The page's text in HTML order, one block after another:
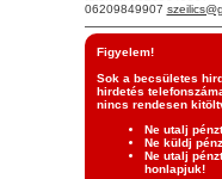
06209849907
Figyelem!
Sok a becsületes
hirdetés
nincs rendesen
Ne utalj
Ne küldj
Ne utalj
honlapjuk!